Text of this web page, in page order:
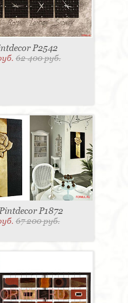
P2542
62 400 руб.
P1872
67 200 руб.